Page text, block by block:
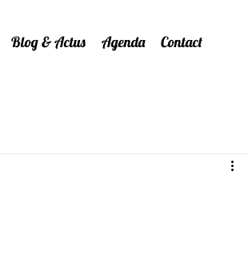
Blog & Actus Agenda Contact